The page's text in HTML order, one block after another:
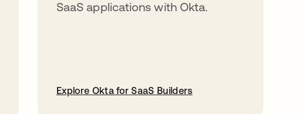
SaaS applications with Okta.
Explore Okta for SaaS Builders